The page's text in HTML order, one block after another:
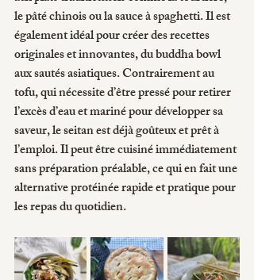
le pâté chinois ou la sauce à spaghetti. Il est
également idéal pour créer des recettes
originales et innovantes, du buddha bowl
aux sautés asiatiques. Contrairement au
tofu, qui nécessite d’être pressé pour retirer
l’excès d’eau et mariné pour développer sa
saveur, le seitan est déjà goûteux et prêt à
l’emploi. Il peut être cuisiné immédiatement
sans préparation préalable, ce qui en fait une
alternative protéinée rapide et pratique pour
les repas du quotidien.